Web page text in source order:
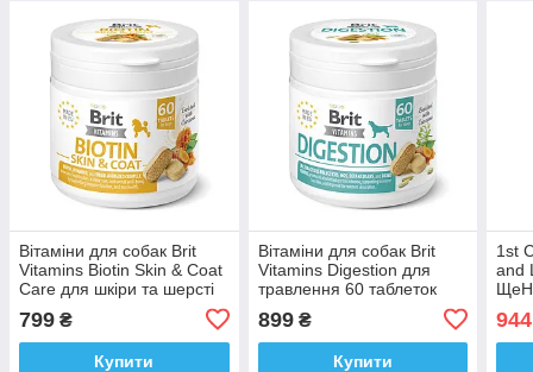
Вітаміни для собак Brit
Vitamins Biotin Skin & Coat
Care для шкіри та шерсті
799 ₴
Купити
Вітаміни для собак Brit
Vitamins Digestion для
травлення 60 таблеток
899₴
Купити
1st
and